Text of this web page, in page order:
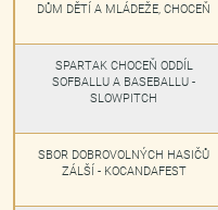
DŮM DĚTÍ A MLÁDEŽE, CHOCEŇ
SPARTAK CHOCEŇ ODDÍL
SOFBALLU A BASEBALLU -
SLOWPITCH
SBOR DOBROVOLNÝCH HASIČŮ
ZÁLŠÍ - KOCANDAFEST